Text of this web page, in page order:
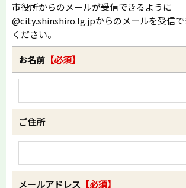
市役所からのメールが受信できるように
@city.shinshiro.lg.jpからのメールを受信
ください。
お名前 【必須】
ご住所
メールアドレス 【必須】